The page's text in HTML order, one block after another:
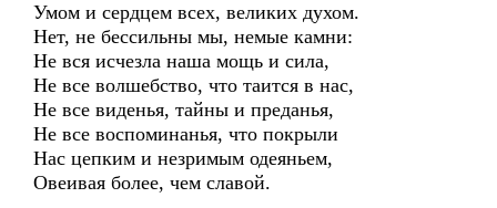
Умом и сердцем всех, великих духом.
Нет, не бессильны мы, немые камни:
Не вся исчезла наша мощь и сила,
Не все волшебство, что таится в нас,
Не все виденья, тайны и преданья,
Не все воспоминанья, что покрыли
Нас цепким и незримым одеяньем,
Овеивая более, чем славой.